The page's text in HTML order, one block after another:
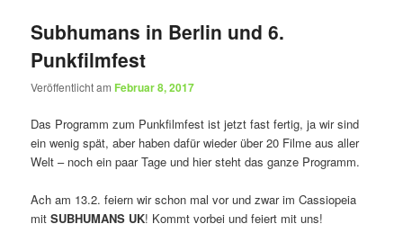
Subhumans in Berlin und 6.
Punkfilmfest
Veröffentlicht am Februar 8, 2017
Das Programm zum Punkfilmfest ist jetzt fast fertig, ja wir sind
ein wenig spät, aber haben dafür wieder über 20 Filme aus aller
Welt – noch ein paar Tage und hier steht das ganze Programm.
Ach am 13.2. feiern wir schon mal vor und zwar im Cassiopeia
mitSUBHUMANS UK! Kommt vorbei und feiert mit uns!